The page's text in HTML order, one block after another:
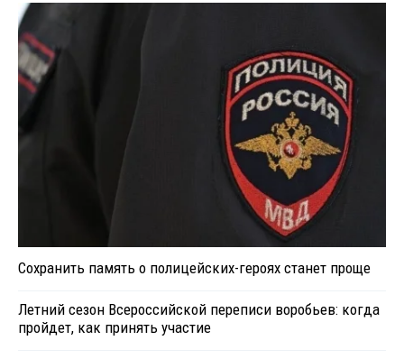
Сохранить память о полицейских-героях станет проще
Летний сезон Всероссийской переписи воробьев: когда
пройдет, как принять участие